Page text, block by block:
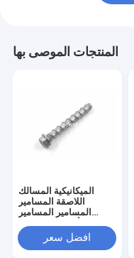
المنتجات الموصى بها
الميكانيكية المسالك
اللاصقة المسامير
المسامير المسامير
المسامير الخرسانة
افضل سعر